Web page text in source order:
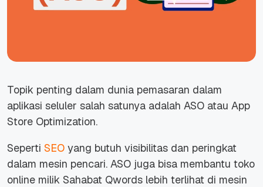
Topik penting dalam dunia pemasaran dalam
aplikasi seluler salah satunya adalah ASO atau App
Store Optimization.
Seperti SEO yang butuh visibilitas dan peringkat
dalam mesin pencari. ASO juga bisa membantu toko
online milik Sahabat Qwords lebih terlihat di mesin